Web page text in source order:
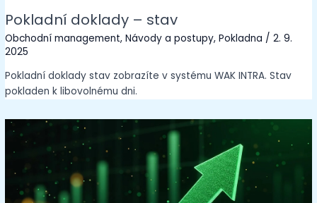
Pokladní doklady – stav
Obchodní management,Návody a postupy,Pokladna /2. 9.
2025
Pokladní doklady stav zobrazíte v systému WAK INTRA. Stav
pokladen k libovolnému dni.